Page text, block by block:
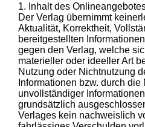
1. Inhalt des
Der Verlag übernimmt
Aktualität, Korrektheit,
bereitgestellten
gegen den Verlag, welche
materieller oder ideeller Art
Nutzung oder Nichtnutzung
Informationen bzw. durch
unvollständiger
grundsätzlich
Verlages kein nachweislich